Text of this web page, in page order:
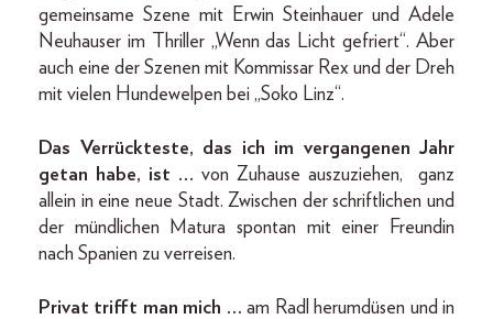
gemeinsame Szene mit Erwin Steinhauer und Adele
Neuhauser im Thriller „Wenn das Licht gefriert“. Aber
auch eine der Szenen mit Kommissar Rex und der Dreh
mit vielen Hundewelpen bei „Soko Linz“.
Das Verrückteste, das ich im vergangenen Jahr
getan habe, ist … von Zuhause auszuziehen, ganz
allein in eine neue Stadt. Zwischen der schriftlichen und
der mündlichen Matura spontan mit einer Freundin
nach Spanien zu verreisen.
Privat trifft man mich …am Radl herumdüsen und in